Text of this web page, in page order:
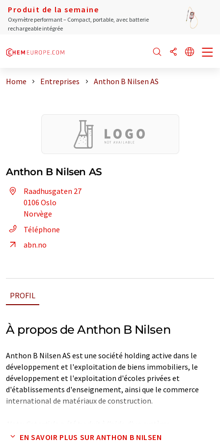
Produit de la semaine
Oxymètre performant – Compact, portable, avec batterie
rechargeable intégrée
Home Entreprises Anthon B Nilsen AS
Anthon B Nilsen AS
Raadhusgaten 27
0106 Oslo
Norvège
Téléphone
abn.no
PROFIL
À propos de Anthon B Nilsen
Anthon B Nilsen AS est une société holding active dans le
développement et l'exploitation de biens immobiliers, le
développement et l'exploitation d'écoles privées et
d'établissements d'enseignement, ainsi que le commerce
international de matériaux de construction.
informatique sans intervention humaine. LUMITOS propose
EN SAVOIR PLUS SUR ANTHON B NILSEN